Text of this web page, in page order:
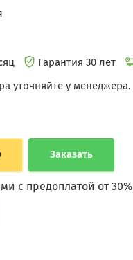
Гарантия 30 лет
уточняйте у менеджера.
Заказать
с предоплатой от 30%